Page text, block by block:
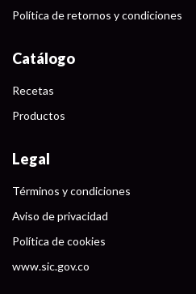
Política de retornos y condiciones
Catálogo
Recetas
Productos
Legal
Términos y condiciones
Aviso de privacidad
Política de cookies
www.sic.gov.co